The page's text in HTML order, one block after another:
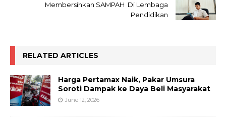
Membersihkan SAMPAH Di Lembaga
Pendidikan
RELATED ARTICLES
Harga Pertamax Naik, Pakar Umsura
Soroti Dampak ke Daya Beli Masyarakat
June 12, 2026